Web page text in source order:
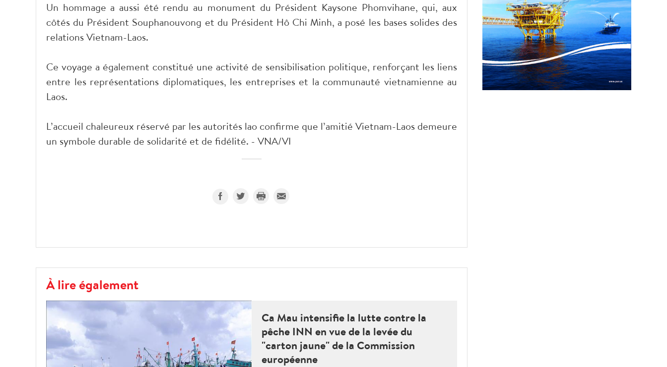
Un hommage a aussi été rendu au monument du Président Kaysone Phomvihane, qui, aux
côtés du Président Souphanouvong et du Président Hô Chi Minh, a posé les bases solides des
relations Vietnam-Laos.
Ce voyage a également constitué une activité de sensibilisation politique, renforçant les liens
entre les représentations diplomatiques, les entreprises et la communauté vietnamienne au
Laos.
L’accueil chaleureux réservé par les autorités lao confirme que l’amitié Vietnam-Laos demeure
un symbole durable de solidarité et de fidélité. - VNA/VI
À lire également
Ca Mau intensifie la lutte contre la
pêche INN en vue de la levée du
"carton jaune" de la Commission
européenne